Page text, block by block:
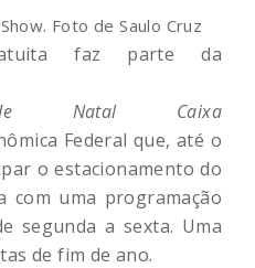
Foto de Saulo Cruz
faz parte da
Natal Caixa
Federal que, até o
o estacionamento do
com uma programação
segunda a sexta. Uma
de fim de ano.